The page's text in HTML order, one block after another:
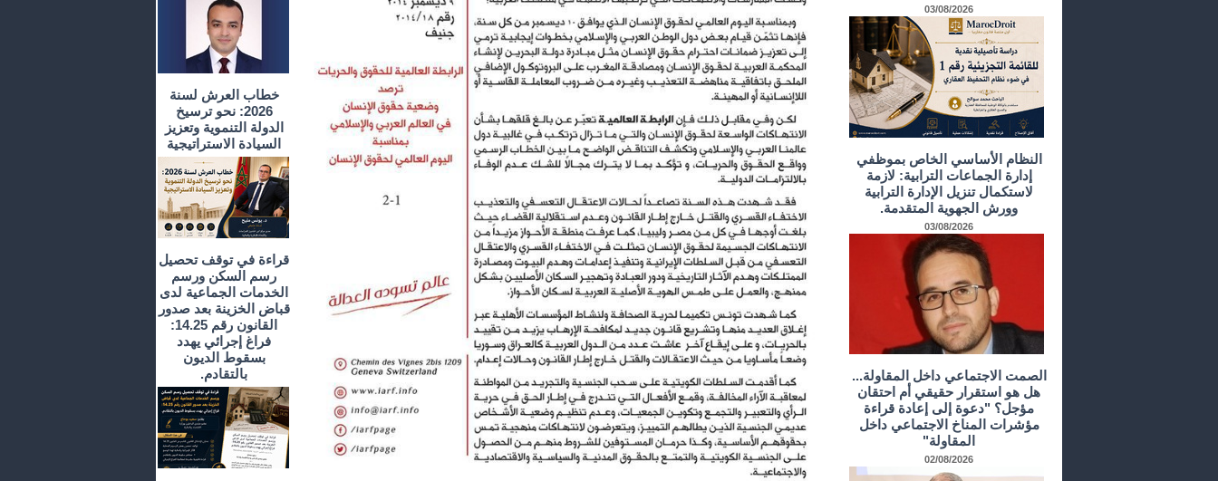
خطاب العرش لسنة
2026: نحو ترسيخ
الدولة التنموية وتعزيز
السيادة الاستراتيجية
قراءة في توقف تحصيل
رسم السكن ورسم
الخدمات الجماعية لدى
قباض الخزينة بعد صدور
القانون رقم 14.25:
فراغ إجرائي يهدد
بسقوط الديون
بالتقادم.
03/08/2026
النظام الأساسي الخاص بموظفي
إدارة الجماعات الترابية: لازمة
لاستكمال تنزيل الإدارة الترابية
وورش الجهوية المتقدمة.
03/08/2026
الصمت الاجتماعي داخل المقاولة...
هل هو استقرار حقيقي أم احتقان
مؤجل؟ "دعوة إلى إعادة قراءة
مؤشرات المناخ الاجتماعي داخل
المقاولة"
02/08/2026